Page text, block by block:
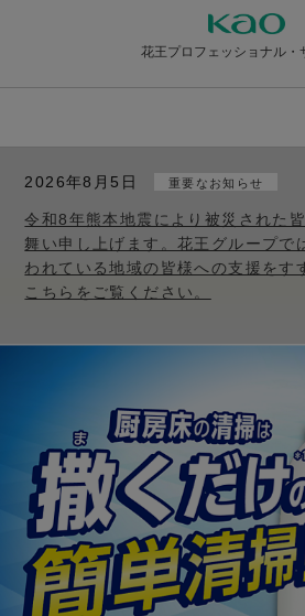
花王プロフェッショナル・
2026年8月5日 重要なお知らせ
令和8年熊本地震により被災された
舞い申し上げます。花王グループで
われている地域の皆様への支援をす
こちらをご覧ください。